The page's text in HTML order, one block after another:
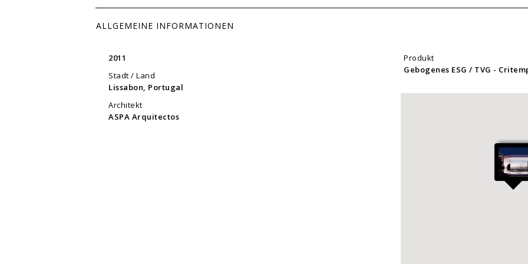
ALLGEMEINE INFORMATIONEN
2011
Stadt / Land
Lissabon, Portugal
Architekt
ASPA Arquitectos
Produkt
Gebogenes ESG / TVG -